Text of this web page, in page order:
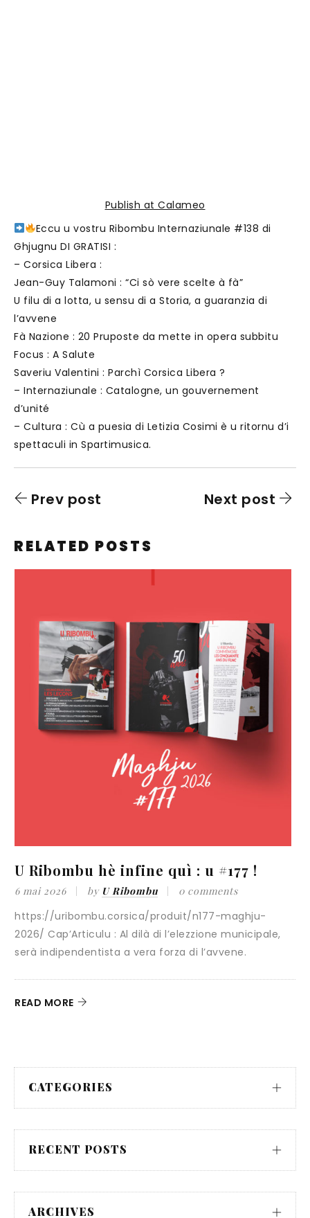
Publish at Calameo
Eccu u vostru Ribombu Internaziunale #138 di
Ghjugnu DI GRATISI :
– Corsica Libera :
Jean-Guy Talamoni : “Ci sò vere scelte à fà”
U filu di a lotta, u sensu di a Storia, a guaranzia di
l’avvene
Fà Nazione : 20 Pruposte da mette in opera subbitu
Focus : A Salute
Saveriu Valentini : Parchì Corsica Libera ?
– Internaziunale : Catalogne, un gouvernement
d’unité
– Cultura : Cù a puesia di Letizia Cosimi è u ritornu d’i
spettaculi in Spartimusica.
Prev post Next post
RELATED POSTS
U Ribombu hè infine quì : u #177 !
6 mai 2026 by U Ribombu 0 comments
https://uribombu.corsica/produit/n177-maghju-
2026/ Cap’Articulu : Al dilà di l’elezzione municipale,
serà indipendentista a vera forza di l’avvene.
READ MORE
CATEGORIES
RECENT POSTS
ARCHIVES